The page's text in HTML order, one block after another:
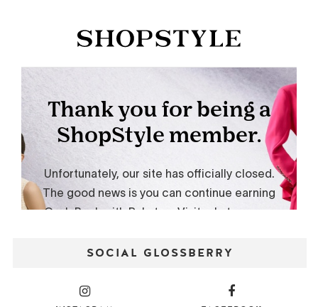
SOCIAL GLOSSBERRY